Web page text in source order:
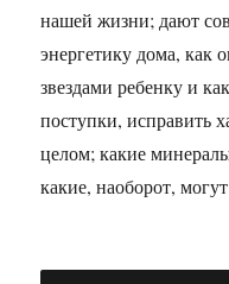
нашей жизни; дают
энергетику дома, как
звездами ребенку и
поступки, исправить
целом; какие
какие, наоборот,